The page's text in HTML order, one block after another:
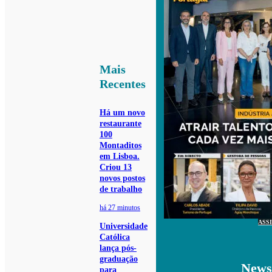
Mais
Recentes
Há um novo
restaurante
100
Montaditos
em Lisboa.
Criou 13
novos postos
de trabalho
há 27 minutos
Universidade
Católica
lança pós-
graduação
para